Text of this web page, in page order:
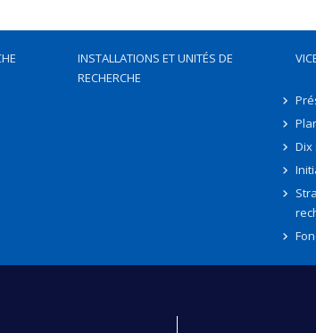
INSTALLATIONS ET UNITÉS DE
RECHERCHE
Dix